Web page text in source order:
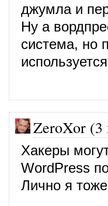
джумла и
Ну а
система, но
ZeroXor (3
Хакеры
WordPress
Лично я